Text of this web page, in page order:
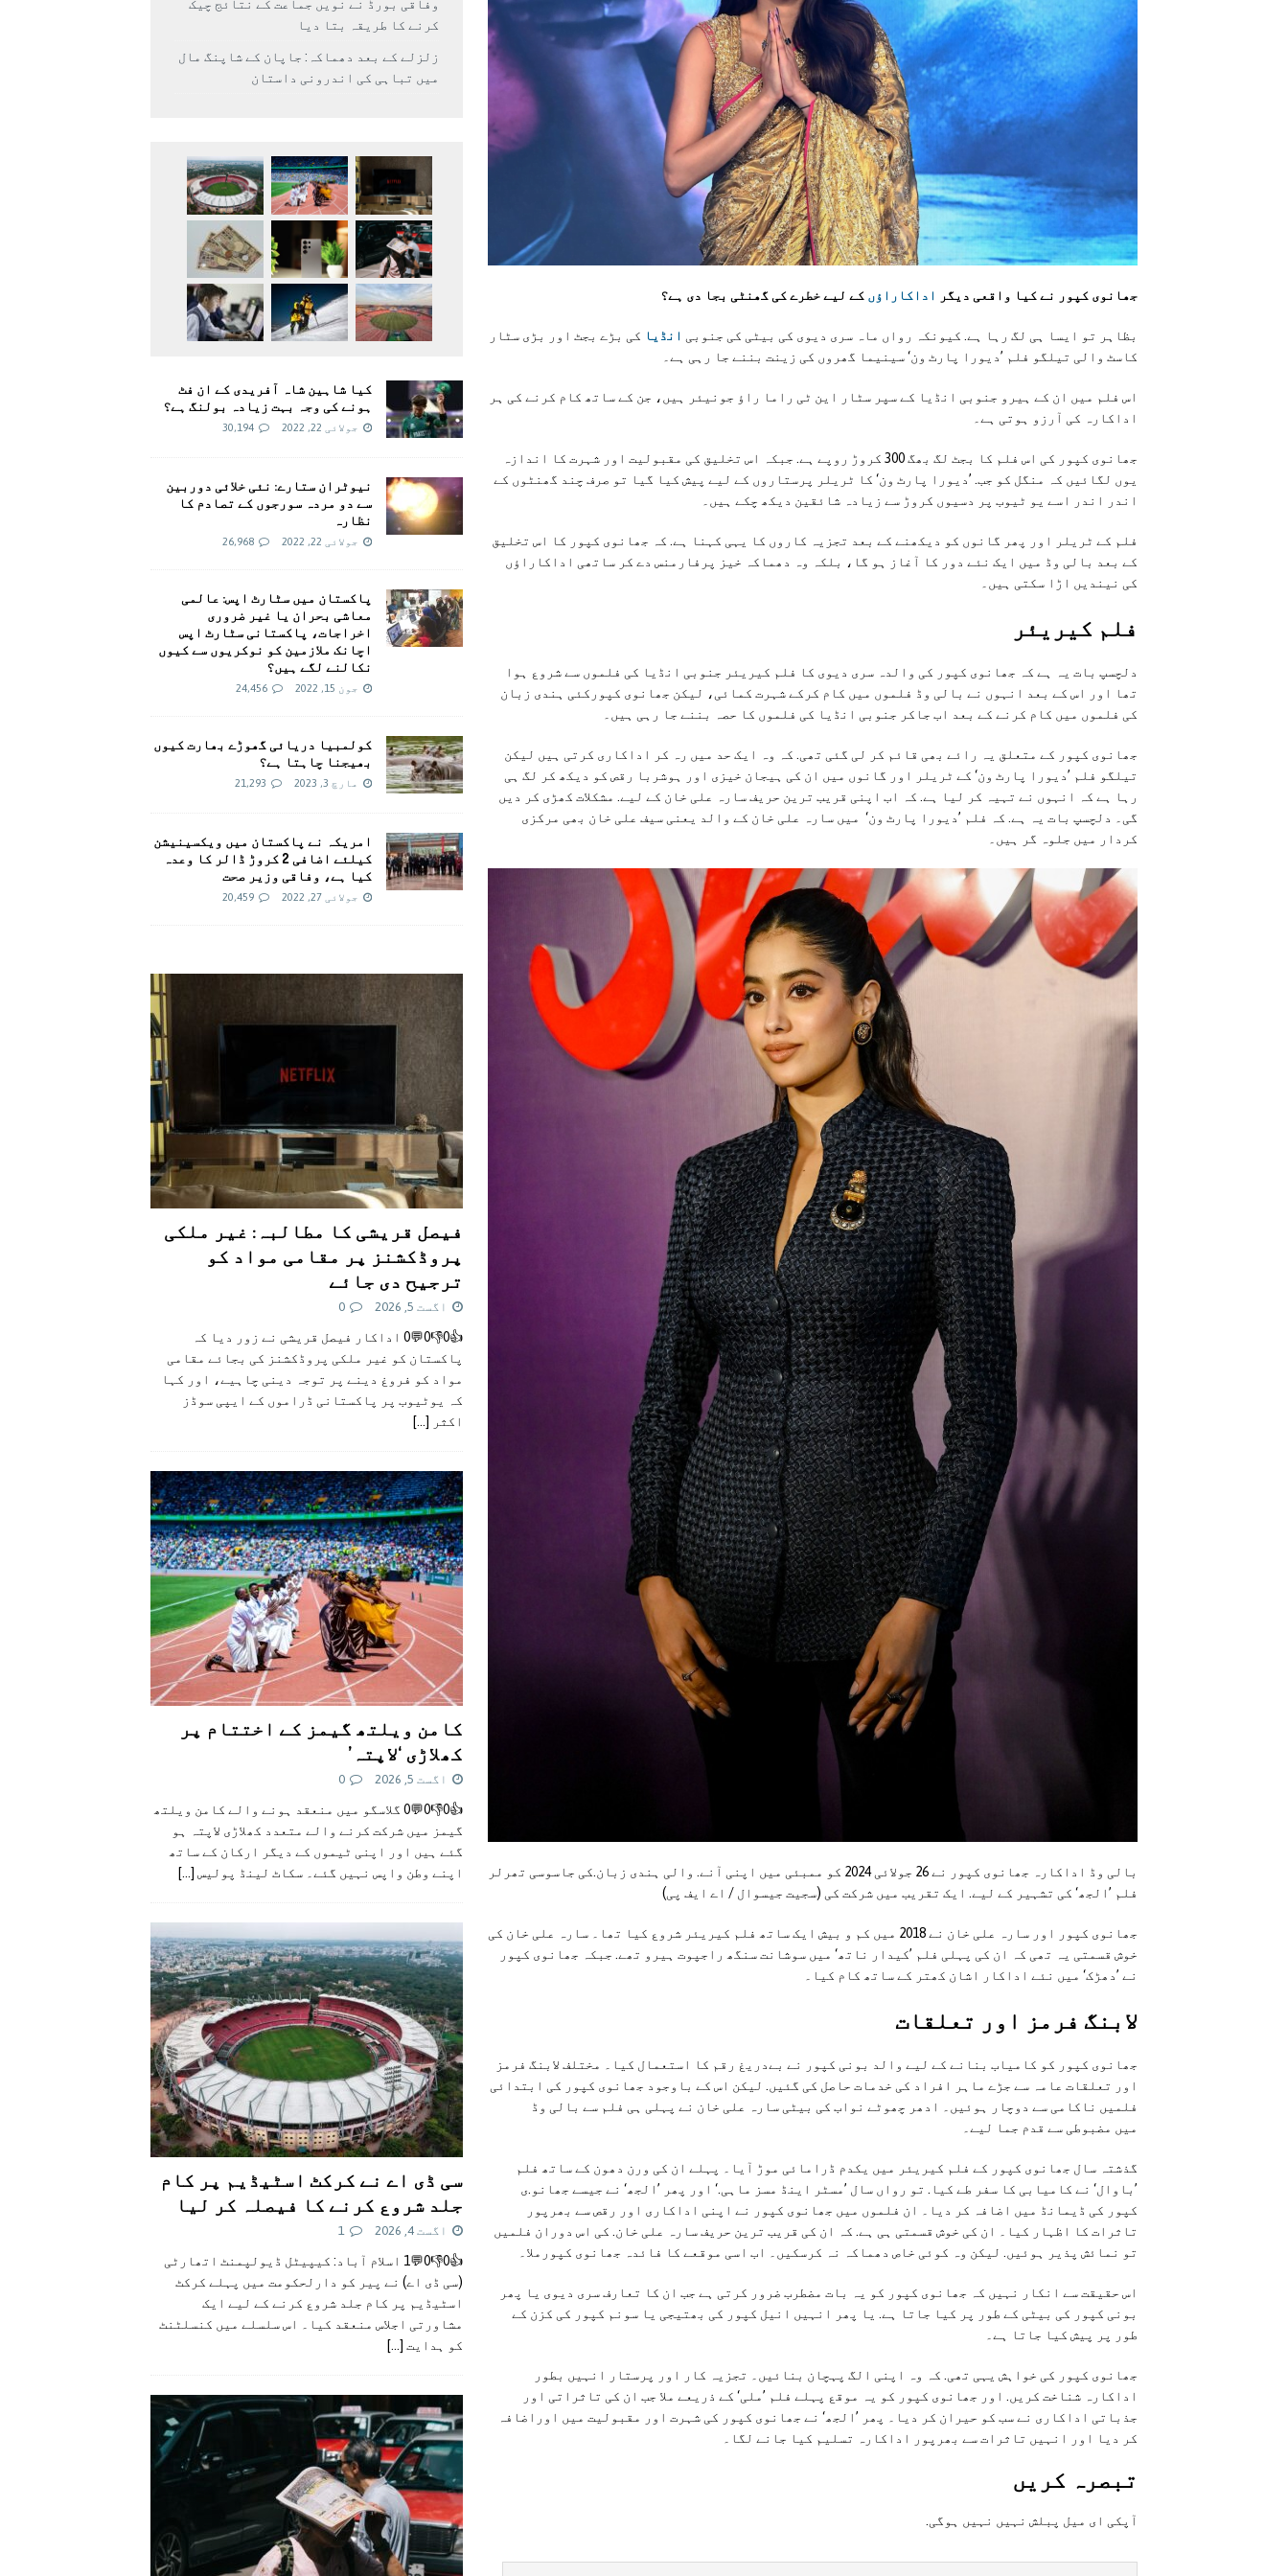
جھانوی کپور نے کیا واقعی دیگر اداکاراؤں کے لیے خطرے کی گھنٹی بجا دی ہے؟
بظاہر تو ایسا ہی لگ رہا ہے. کیونکہ رواں ماہ سری دیوی کی بیٹی کی جنوبی انڈیا کی بڑے بجٹ اور بڑی سٹار
کاسٹ والی تیلگو فلم ’دیورا پارٹ ون‘ سینیما گھروں کی زینت بننے جا رہی ہے۔
اس فلم میں ان کے ہیرو جنوبی انڈیا کے سپر سٹار این ٹی راما راؤ جونیئر ہیں، جن کے ساتھ کام کرنے کی ہر
اداکارہ کی آرزو ہوتی ہے۔
جھانوی کپور کی اس فلم کا بجٹ لگ بھگ 300 کروڑ روپے ہے. جبکہ اس تخلیق کی مقبولیت اور شہرت کا اندازہ
یوں لگائیں کہ منگل کو جب. ’دیورا پارٹ ون‘ کا ٹریلر پرستاروں کے لیے پیش کیا گیا تو صرف چند گھنٹوں کے
اندر اندر اسے یو ٹیوب پر دسیوں کروڑ سے زیادہ شائقین دیکھ چکے ہیں۔
فلم کے ٹریلر اور پھر گانوں کو دیکھنے کے بعد تجزیہ کاروں کا یہی کہنا ہے. کہ جھانوی کپور کا اس تخلیق
کے بعد بالی وڈ میں ایک نئے دور کا آغاز ہو گا، بلکہ وہ دھماکہ خیز پرفارمنس دے کر ساتھی اداکاراؤں
کی نیندیں اڑا سکتی ہیں۔
فلم کیریئر
دلچسپ بات یہ ہے کہ جھانوی کپور کی والدہ سری دیوی کا فلم کیریئر جنوبی انڈیا کی فلموں سے شروع ہوا
تھا اور اس کے بعد انہوں نے بالی وڈ فلموں میں کام کرکے شہرت کمائی، لیکن جھانوی کپورکئی ہندی زبان
کی فلموں میں کام کرنے کے بعد اب جاکر جنوبی انڈیا کی فلموں کا حصہ بننے جا رہی ہیں۔
جھانوی کپور کے متعلق یہ رائے بھی قائم کر لی گئی تھی. کہ وہ ایک حد میں رہ کر اداکاری کرتی ہیں لیکن
تیلگو فلم ’دیورا پارٹ ون‘ کے ٹریلر اور گانوں میں ان کی ہیجان خیزی اور ہوشربا رقص کو دیکھ کر لگ ہی
رہا ہے کہ انہوں نے تہیہ کر لیا ہے. کہ اب اپنی قریب ترین حریف سارہ علی خان کے لیے. مشکلات کھڑی کر دیں
گی۔ دلچسپ بات یہ ہے. کہ فلم ’دیورا پارٹ ون‘ میں سارہ علی خان کے والد یعنی سیف علی خان بھی مرکزی
کردار میں جلوہ گر ہیں۔
بالی وڈ اداکارہ جھانوی کپور نے 26 جولائی 2024 کو ممبئی میں اپنی آنے. والی ہندی زبان.کی جاسوسی تھرلر
فلم ’الجھ‘ کی تشہیر کے لیے. ایک تقریب میں شرکت کی (سجیت جیسوال / اے ایف پی)
جھانوی کپور اور سارہ علی خان نے 2018 میں کم و بیش ایک ساتھ فلم کیریئر شروع کیا تھا۔ سارہ علی خان کی
خوش قسمتی یہ تھی کہ ان کی پہلی فلم ’کیدار ناتھ‘ میں سوشانت سنگھ راجپوت ہیرو تھے. جبکہ جھانوی کپور
نے ’دھڑک‘ میں نئے اداکار اشان کھتر کے ساتھ کام کیا۔
لابنگ فرمز اور تعلقات
جھانوی کپور کو کامیاب بنانے کے لیے والد بونی کپور نے بےدریغ رقم کا استعمال کیا۔ مختلف لابنگ فرمز
اور تعلقات عامہ سے جڑے ماہر افراد کی خدمات حاصل کی گئیں. لیکن اس کے باوجود جھانوی کپور کی ابتدائی
فلمیں ناکامی سے دوچار ہوئیں۔ ادھر چھوٹے نواب کی بیٹی سارہ علی خان نے پہلی ہی فلم سے بالی وڈ
میں مضبوطی سے قدم جما لیے۔
گذشتہ سال جھانوی کپور کے فلم کیریئر میں یکدم ڈرامائی موڑ آیا۔ پہلے ان کی ورن دھون کے ساتھ فلم
’باوال‘ نے کامیابی کا سفر طے کیا. تو رواں سال ’مسٹر اینڈ مسز ماہی.‘ اور پھر ’الجھ‘ نے جیسے جھانو.ی
کپور کی ڈیمانڈ میں اضافہ کر دیا۔ ان فلموں میں جھانوی کپور نے اپنی اداکاری اور رقص سے بھرپور
تاثرات کا اظہار کیا۔ ان کی خوش قسمتی ہی ہے. کہ ان کی قریب ترین حریف سارہ علی خان. کی اس دوران فلمیں
تو نمائش پذیر ہوئیں. لیکن وہ کوئی خاص دھماکہ نہ کرسکیں۔ اب اسی موقعے کا فائدہ جھانوی کپورملا۔
اس حقیقت سے انکار نہیں کہ جھانوی کپور کو یہ بات مضطرب ضرور کرتی ہے جب ان کا تعارف سری دیوی یا پھر
بونی کپور کی بیٹی کے طور پر کیا جاتا ہے. یا پھر انہیں انیل کپور کی بھتیجی یا سونم کپور کی کزن کے
طور پر پیش کیا جاتا ہے۔
جھانوی کپور کی خواہش یہی تھی. کہ وہ اپنی الگ پہچان بنائیں۔ تجزیہ کار اور پرستار انہیں بطور
اداکارہ شناخت کریں. اور جھانوی کپور کو یہ موقع پہلے فلم ’ملی‘ کے ذریعے ملا جب ان کی تاثراتی اور
جذباتی اداکاری نے سب کو حیران کر دیا۔ پھر ’الجھ‘ نے جھانوی کپور کی شہرت اور مقبولیت میں اوراضافہ
کر دیا اور انہیں تاثرات سے بھرپور اداکارہ تسلیم کیا جانے لگا۔
تبصرہ کريں
آپکی ای ميل پبلش نہيں نہيں ہوگی.
وفاقی بورڈ نے نویں جماعت کے نتائج چیک
کرنے کا طریقہ بتا دیا
زلزلے کے بعد دھماکہ: جاپان کے شاپنگ مال
میں تباہی کی اندرونی داستان
کیا شاہین شاہ آفریدی کے ان فٹ
ہونے کی وجہ بہت زیادہ بولنگ ہے؟
جولائی 22, 2022 30,194
نیوٹران ستارے: نئی خلائی دوربین
سے دو مردہ سورجوں کے تصادم کا
نظارہ
جولائی 22, 2022 26,968
پاکستان میں سٹارٹ اپس: عالمی
معاشی بحران یا غیر ضروری
اخراجات، پاکستانی سٹارٹ اپس
اچانک ملازمین کو نوکریوں سے کیوں
نکالنے لگے ہیں؟
جون 15, 2022 24,456
کولمبیا دریائی گھوڑے بھارت کیوں
بھیجنا چاہتا ہے؟
مارچ 3, 2023 21,293
امريکہ نے پاکستان میں ویکسینیشن
کیلئے اضافی 2 کروڑ ڈالر کا وعدہ
کیا ہے، وفاقی وزیر صحت
جولائی 27, 2022 20,459
فیصل قریشی کا مطالبہ: غیر ملکی
پروڈکشنز پر مقامی مواد کو
ترجیح دی جائے
اگست 5, 2026 0
👍0👎0💬0 اداکار فیصل قریشی نے زور دیا کہ
پاکستان کو غیر ملکی پروڈکشنز کی بجائے مقامی
مواد کو فروغ دینے پر توجہ دینی چاہیے، اور کہا
کہ یوٹیوب پر پاکستانی ڈراموں کے ایپی سوڈز
اکثر
[...]
کامن ویلتھ گیمز کے اختتام پر
کھلاڑی ‘لاپتہ’
اگست 5, 2026 0
👍0👎0💬0 گلاسگو میں منعقد ہونے والے کامن ویلتھ
گیمز میں شرکت کرنے والے متعدد کھلاڑی لاپتہ ہو
گئے ہیں اور اپنی ٹیموں کے دیگر ارکان کے ساتھ
اپنے وطن واپس نہیں گئے۔ سکاٹ لینڈ پولیس [...]
سی ڈی اے نے کرکٹ اسٹیڈیم پر کام
جلد شروع کرنے کا فیصلہ کر لیا
اگست 4, 2026 1
👍0👎0💬1 اسلام آباد: کیپیٹل ڈیولپمنٹ اتھارٹی
(سی ڈی اے) نے پیر کو دارلحکومت میں پہلے کرکٹ
اسٹیڈیم پر کام جلد شروع کرنے کے لیے ایک
مشاورتی اجلاس منعقد کیا۔ اس سلسلے میں کنسلٹنٹ
کو ہدایت [...]